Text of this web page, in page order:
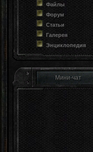
Файлы
Форум
Статьи
Галерея
Энциклопедия
Мини-чат